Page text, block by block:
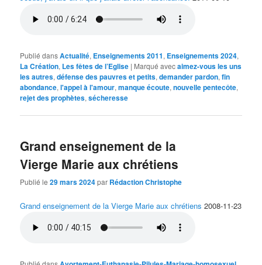
Publié dansActualité, Enseignements 2011, Enseignements 2024,
La Création, Les fêtes de l’Eglise | Marqué avecaimez-vous les uns
les autres,défense des pauvres et petits,demander pardon,fin
abondance,l'appel à l'amour,manque écoute,nouvelle pentecôte,
rejet des prophètes,sécheresse
Grand enseignement de la
Vierge Marie aux chrétiens
Publié le29 mars 2024par Rédaction Christophe
Grand enseignement de la Vierge Marie aux chrétiens 2008-11-23